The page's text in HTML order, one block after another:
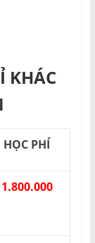
KHÁC
HỌC PHÍ
1.800.000